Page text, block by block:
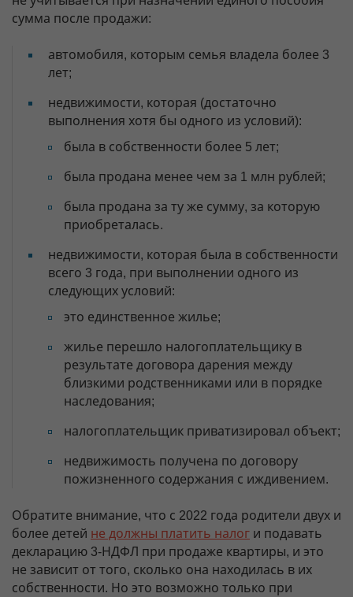
сумма после продажи:
автомобиля, которым семья владела более 3
лет;
недвижимости, которая (достаточно
выполнения хотя бы одного из условий):
была в собственности более 5 лет;
была продана менее чем за 1 млн рублей;
была продана за ту же сумму, за которую
приобреталась.
недвижимости, которая была в собственности
всего 3 года, при выполнении одного из
следующих условий:
это единственное жилье;
жилье перешло налогоплательщику в
результате договора дарения между
близкими родственниками или в порядке
наследования;
налогоплательщик приватизировал объект;
недвижимость получена по договору
пожизненного содержания с иждивением.
Обратите внимание, что с 2022 года родители двух и
более детей не должны платить налог и подавать
декларацию 3-НДФЛ при продаже квартиры, и это
не зависит от того, сколько она находилась в их
собственности. Но это возможно только при